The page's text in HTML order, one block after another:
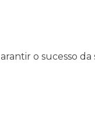
o sucesso